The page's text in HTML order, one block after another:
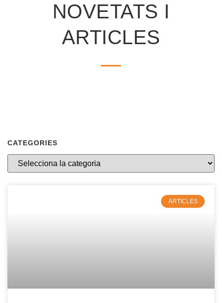
NOVETATS I
ARTICLES
CATEGORIES
ARTICLES